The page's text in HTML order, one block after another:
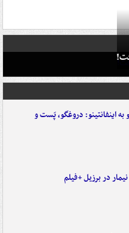
به اینفانتینو: دروغگو، پَست‌ و
در برزیل +فیلم